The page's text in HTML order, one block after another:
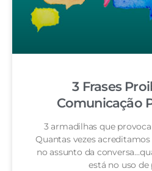
3 Frases
Comunicação
3 armadilhas que
Quantas vezes
no assunto da
está no uso de